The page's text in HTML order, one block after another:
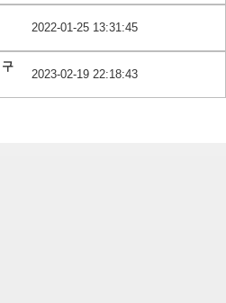
2022-01-25 13:31:45
2023-02-19 22:18:43